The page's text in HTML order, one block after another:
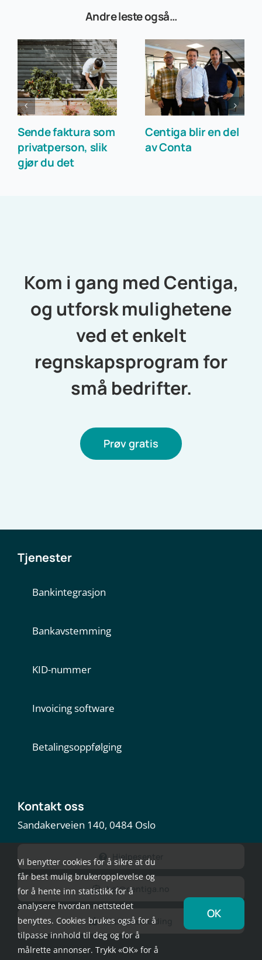
Andre leste også…
Sende faktura som
privatperson, slik
gjør du det
Centiga blir en del
av Conta
Kom i gang med Centiga,
og utforsk mulighetene
ved et enkelt
regnskapsprogram for
små bedrifter.
Prøv gratis
Tjenester
Bankintegrasjon
Bankavstemming
KID-nummer
Invoicing software
Betalingsoppfølging
Kontakt oss
Sandakerveien 140, 0484 Oslo
Hjelpesenter
hei@centiga.no
Gi tilbakemelding
Vi benytter cookies for å sikre at du
får best mulig brukeropplevelse og
for å hente inn statistikk for å
analysere hvordan nettstedet
benyttes. Cookies brukes også for å
tilpasse innhold til deg og for å
målrette annonser. Trykk «OK» for å
OK